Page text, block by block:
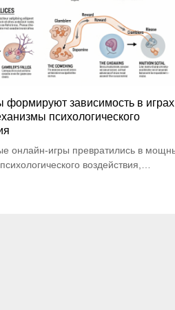
формируют зависимость в играх
психологического
онлайн-игры превратились в
воздействия,…